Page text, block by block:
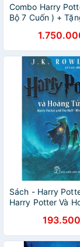
Combo Harry
Bộ 7 Cuốn ) +
Sách - Harry
Harry Potter Và